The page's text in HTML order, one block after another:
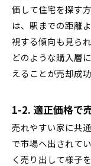
価して住宅を探す
は、駅までの距離
視する傾向も見ら
どのような購入層
えることが売却成
1-2. 適正価格で
売れやすい家に共
で市場へ出されて
く売り出して様子